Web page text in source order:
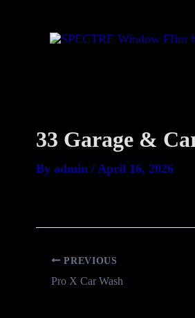
33 Garage &
By admin / April 16, 2026
PREVIOUS
Pro X Car Wash